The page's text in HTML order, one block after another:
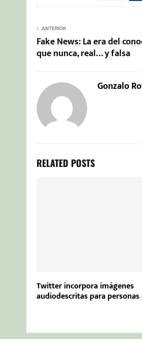
ANTERIOR
Fake News: La era del
que nunca, real… y falsa
Gonzalo
RELATED POSTS
Twitter incorpora imágenes
audiodescritas para personas